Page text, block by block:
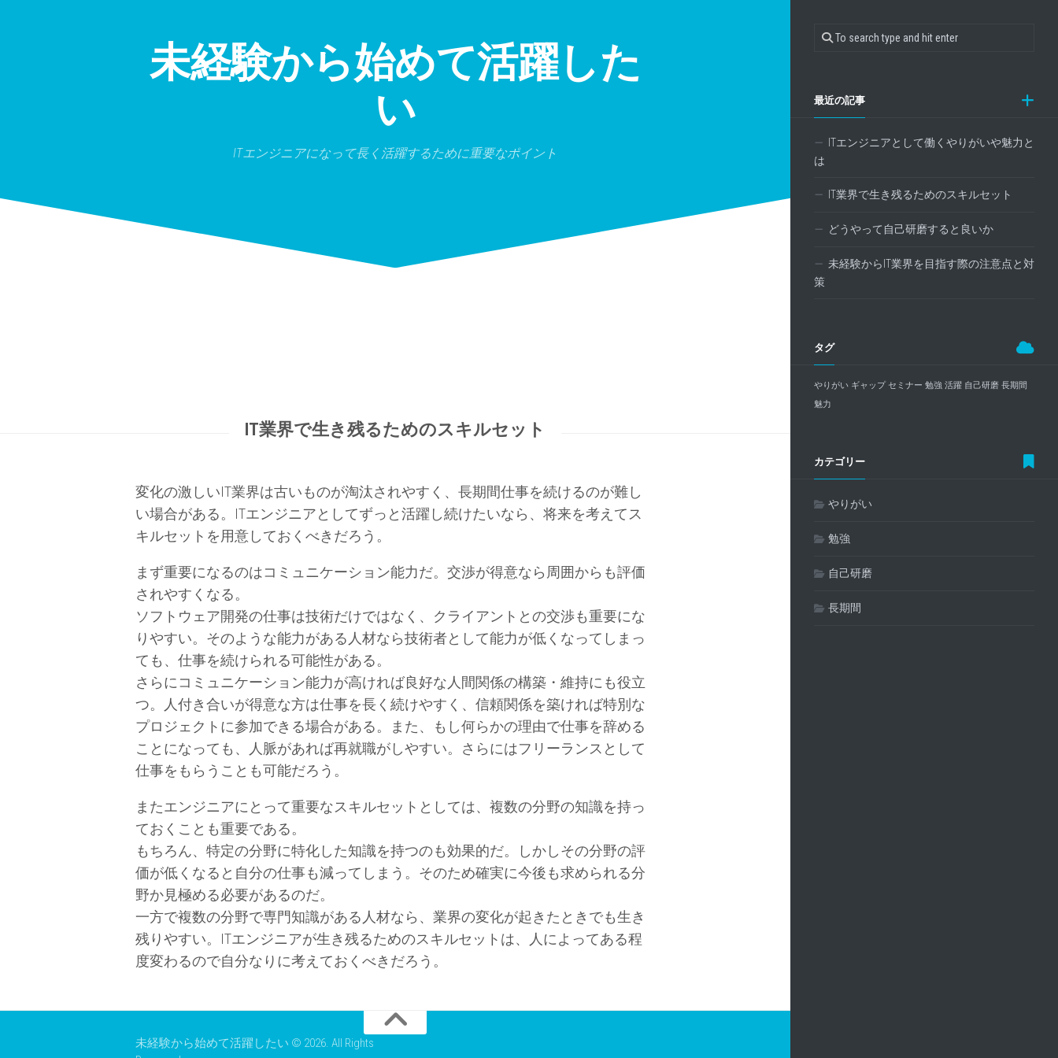
未経験から始めて活躍した
い
ITエンジニアになって長く活躍するために重要なポイント
IT業界で生き残るためのスキルセット
変化の激しいIT業界は古いものが淘汰されやすく、長期間仕事を続けるのが難し
い場合がある。ITエンジニアとしてずっと活躍し続けたいなら、将来を考えてス
キルセットを用意しておくべきだろう。
まず重要になるのはコミュニケーション能力だ。交渉が得意なら周囲からも評価
されやすくなる。
ソフトウェア開発の仕事は技術だけではなく、クライアントとの交渉も重要にな
りやすい。そのような能力がある人材なら技術者として能力が低くなってしまっ
ても、仕事を続けられる可能性がある。
さらにコミュニケーション能力が高ければ良好な人間関係の構築・維持にも役立
つ。人付き合いが得意な方は仕事を長く続けやすく、信頼関係を築ければ特別な
プロジェクトに参加できる場合がある。また、もし何らかの理由で仕事を辞める
ことになっても、人脈があれば再就職がしやすい。さらにはフリーランスとして
仕事をもらうことも可能だろう。
またエンジニアにとって重要なスキルセットとしては、複数の分野の知識を持っ
ておくことも重要である。
もちろん、特定の分野に特化した知識を持つのも効果的だ。しかしその分野の評
価が低くなると自分の仕事も減ってしまう。そのため確実に今後も求められる分
野か見極める必要があるのだ。
一方で複数の分野で専門知識がある人材なら、業界の変化が起きたときでも生き
残りやすい。ITエンジニアが生き残るためのスキルセットは、人によってある程
度変わるので自分なりに考えておくべきだろう。
最近の記事
ITエンジニアとして働くやりがいや魅力と
は
IT業界で生き残るためのスキルセット
どうやって自己研磨すると良いか
未経験からIT業界を目指す際の注意点と対
策
タグ
やりがい ギャップ セミナー 勉強 活躍 自己研磨 長期間
魅力
カテゴリー
やりがい
勉強
自己研磨
長期間
未経験から始めて活躍したい © 2026. All Rights